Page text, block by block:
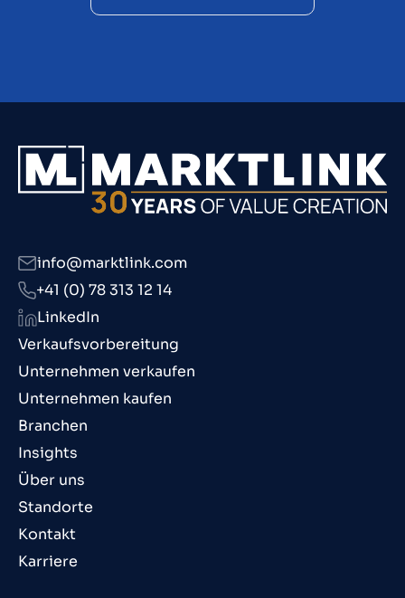
Verkaufsvorbereitung
Unternehmen verkaufen
Unternehmen kaufen
Branchen
Insights
Über uns
Standorte
Kontakt
Karriere
info@marktlink.com
+41 (0) 78 313 12 14
LinkedIn